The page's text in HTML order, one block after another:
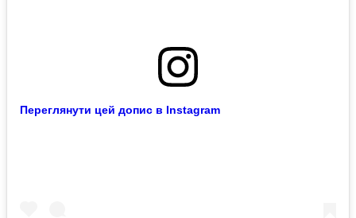
Переглянути цей допис в Instagram